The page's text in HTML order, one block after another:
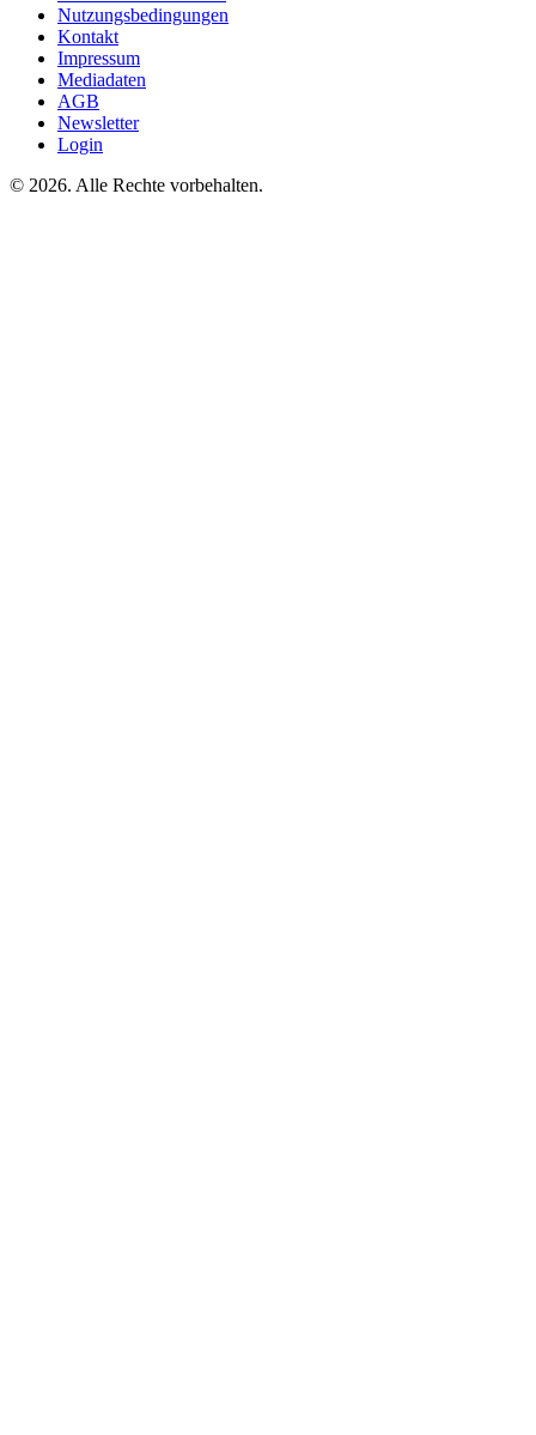
Nutzungsbedingungen
Kontakt
Impressum
Mediadaten
AGB
Newsletter
Login
© 2026. Alle Rechte vorbehalten.